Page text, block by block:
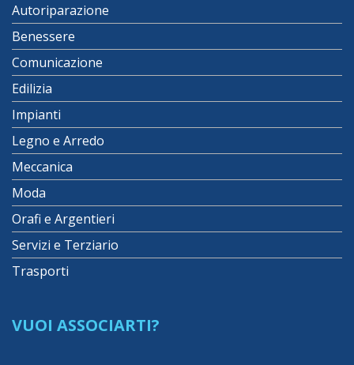
Autoriparazione
Benessere
Comunicazione
Edilizia
Impianti
Legno e Arredo
Meccanica
Moda
Orafi e Argentieri
Servizi e Terziario
Trasporti
VUOI ASSOCIARTI?